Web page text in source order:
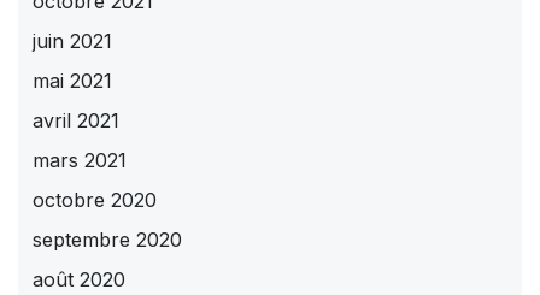
juin 2021
mai 2021
avril 2021
mars 2021
octobre 2020
septembre 2020
août 2020